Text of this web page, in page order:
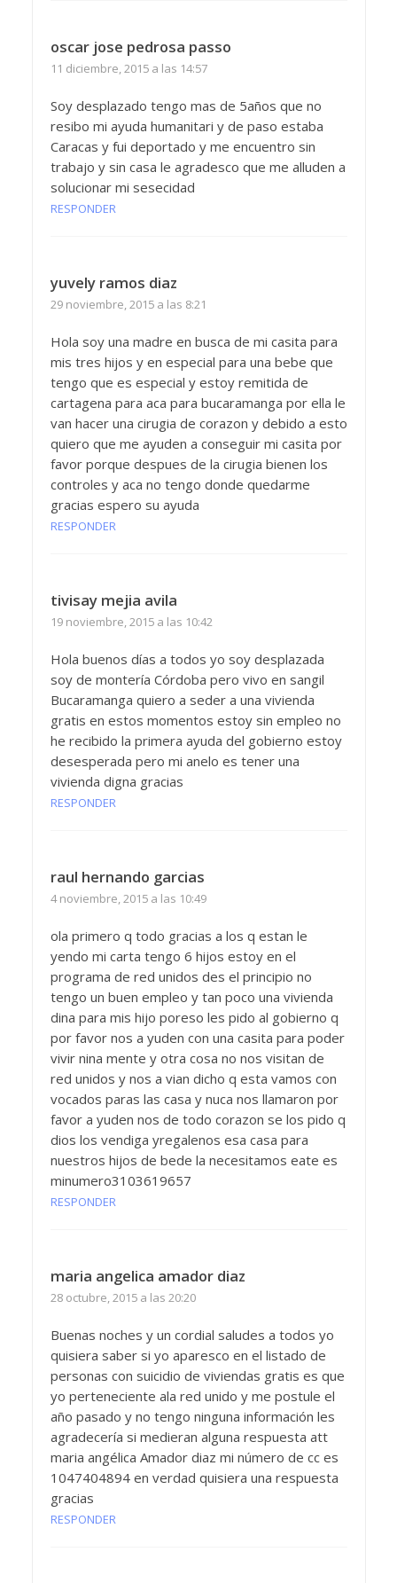
oscar jose pedrosa passo
11 diciembre, 2015 a las 14:57
Soy desplazado tengo mas de 5años que no
resibo mi ayuda humanitari y de paso estaba
Caracas y fui deportado y me encuentro sin
trabajo y sin casa le agradesco que me alluden a
solucionar mi sesecidad
RESPONDER
yuvely ramos diaz
29 noviembre, 2015 a las 8:21
Hola soy una madre en busca de mi casita para
mis tres hijos y en especial para una bebe que
tengo que es especial y estoy remitida de
cartagena para aca para bucaramanga por ella le
van hacer una cirugia de corazon y debido a esto
quiero que me ayuden a conseguir mi casita por
favor porque despues de la cirugia bienen los
controles y aca no tengo donde quedarme
gracias espero su ayuda
RESPONDER
tivisay mejia avila
19 noviembre, 2015 a las 10:42
Hola buenos días a todos yo soy desplazada
soy de montería Córdoba pero vivo en sangil
Bucaramanga quiero a seder a una vivienda
gratis en estos momentos estoy sin empleo no
he recibido la primera ayuda del gobierno estoy
desesperada pero mi anelo es tener una
vivienda digna gracias
RESPONDER
raul hernando garcias
4 noviembre, 2015 a las 10:49
ola primero q todo gracias a los q estan le
yendo mi carta tengo 6 hijos estoy en el
programa de red unidos des el principio no
tengo un buen empleo y tan poco una vivienda
dina para mis hijo poreso les pido al gobierno q
por favor nos a yuden con una casita para poder
vivir nina mente y otra cosa no nos visitan de
red unidos y nos a vian dicho q esta vamos con
vocados paras las casa y nuca nos llamaron por
favor a yuden nos de todo corazon se los pido q
dios los vendiga yregalenos esa casa para
nuestros hijos de bede la necesitamos eate es
minumero3103619657
RESPONDER
maria angelica amador diaz
28 octubre, 2015 a las 20:20
Buenas noches y un cordial saludes a todos yo
quisiera saber si yo aparesco en el listado de
personas con suicidio de viviendas gratis es que
yo perteneciente ala red unido y me postule el
año pasado y no tengo ninguna información les
agradecería si medieran alguna respuesta att
maria angélica Amador diaz mi número de cc es
1047404894 en verdad quisiera una respuesta
gracias
RESPONDER